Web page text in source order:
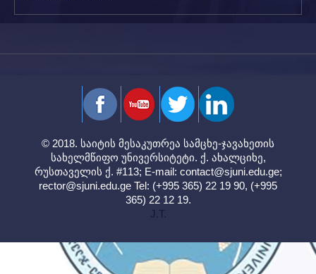
© 2018. საიტის მესაკუთრეა სამცხე-ჯავახეთის
სახელმწიფო უნივერსიტეტი. ქ. ახალციხე,
რუსთაველის ქ. #113; E-mail: contact@sjuni.edu.ge;
rector@sjuni.edu.ge Tel: (+995 365) 22 19 90, (+995
365) 22 12 19.
J.T.